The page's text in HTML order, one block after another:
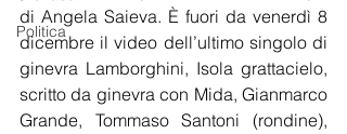
Politica
di Angela Saieva. È fuori da venerdì 8
dicembre il video dell’ultimo singolo di
ginevra Lamborghini, Isola grattacielo,
scritto da ginevra con Mida, Gianmarco
Grande, Tommaso Santoni (rondine),